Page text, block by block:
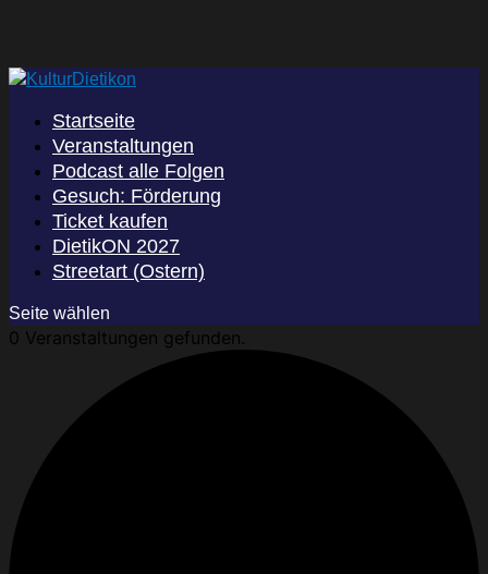
Startseite
Veranstaltungen
Podcast alle Folgen
Gesuch: Förderung
Ticket kaufen
DietikON 2027
Streetart (Ostern)
Seite wählen
0 Veranstaltungen gefunden.